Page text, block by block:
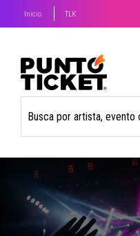
Inicio TLK